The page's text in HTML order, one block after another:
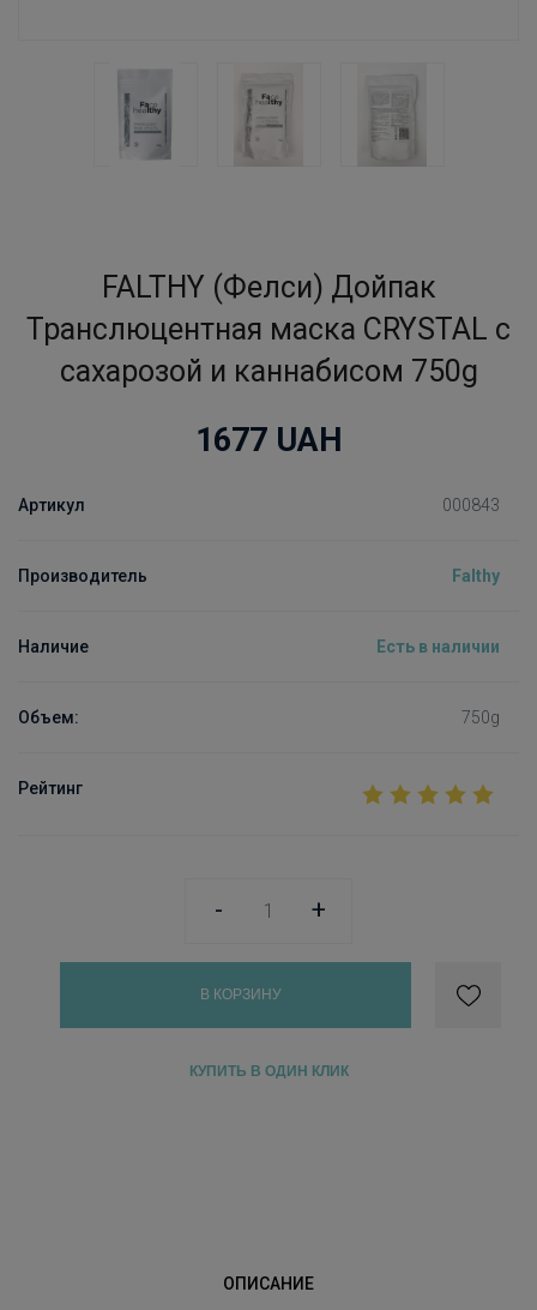
FALTHY (Фелси) Дойпак
Транслюцентная маска CRYSTAL с
сахарозой и каннабисом 750g
1677 UAH
Артикул 000843
Производитель Falthy
Наличие Есть в наличии
Объем: 750g
Рейтинг
- +
В КОРЗИНУ
КУПИТЬ В ОДИН КЛИК
ОПИСАНИЕ